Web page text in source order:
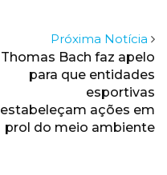
Próxima Notícia
Thomas Bach faz apelo
para que entidades
esportivas
estabeleçam ações em
prol do meio ambiente